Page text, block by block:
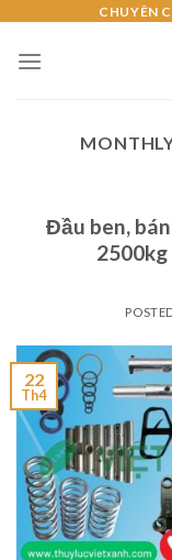
content
CHUYÊN
Đầu ben,
22
Th4